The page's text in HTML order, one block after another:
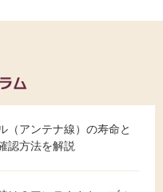
（アンテナ線）の寿命と
認方法を解説